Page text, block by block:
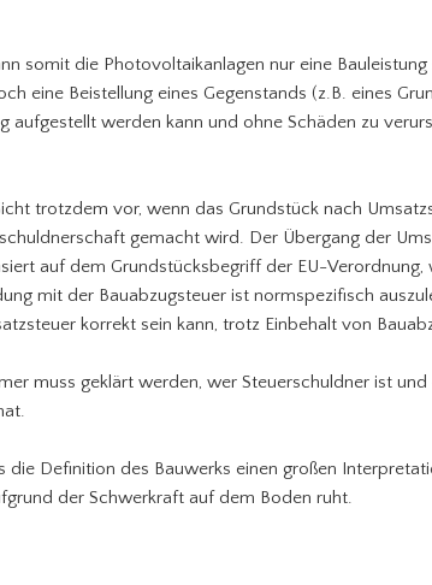
somit die Photovoltaikanlagen nur eine Bauleistung
eine Beistellung eines Gegenstands (z.B. eines
werden kann und ohne Schäden zu
trotzdem vor, wenn das Grundstück nach
gemacht wird. Der Übergang der
auf dem Grundstücksbegriff der EU-Verordnung,
mit der Bauabzugsteuer ist normspezifisch
korrekt sein kann, trotz Einbehalt von
muss geklärt werden, wer Steuerschuldner ist
die Definition des Bauwerks einen großen
der Schwerkraft auf dem Boden ruht.